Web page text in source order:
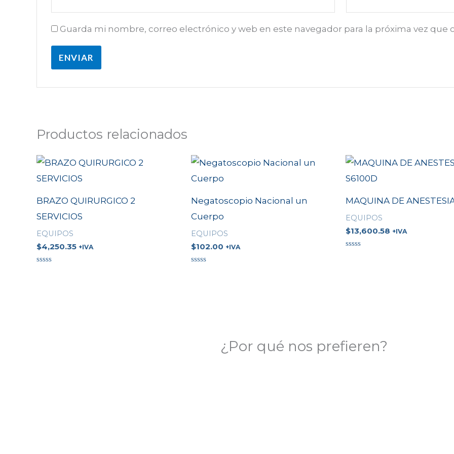
Guarda mi nombre, correo electrónico y web en este navegador para la próxima vez que
Productos relacionados
BRAZO QUIRURGICO 2
SERVICIOS
EQUIPOS
$4,250.35 +IVA
Negatoscopio Nacional un
Cuerpo
EQUIPOS
$102.00 +IVA
MAQUINA DE
EQUIPOS
$13,600.58 +IVA
¿Por qué nos prefieren?